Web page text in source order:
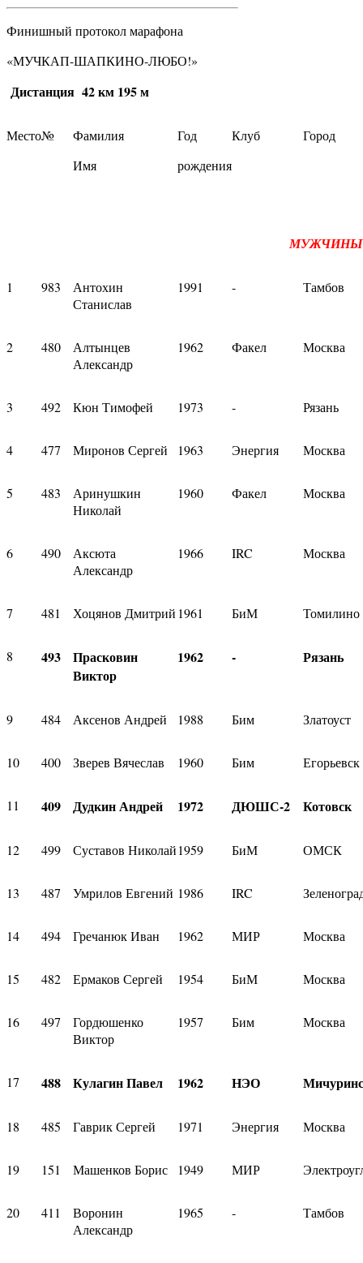
Финишный протокол марафона
«МУЧКАП-ШАПКИНО-ЛЮБО!»
Дистанция 42 км 195 м
Место№
Фамилия
Имя
Год
рождения
Клуб Город
МУЖЧИНЫ
1 983
Антохин
Станислав
1991 - Тамбов
2 480
Алтынцев
Александр
1962 Факел Москва
3 492 Кюн Тимофей 1973 - Рязань
4 477 Миронов Сергей 1963 Энергия Москва
5 483
Аринушкин
Николай
1960 Факел Москва
6 490
Аксюта
Александр
1966 IRC Москва
7 481 Хоцянов Дмитрий 1961 БиМ Томилино
8 493
Прасковин
Виктор
1962 - Рязань
9 484 Аксенов Андрей 1988 Бим Златоуст
10 400 Зверев Вячеслав 1960 Бим Егорьевск
11 409 Дудкин Андрей 1972 ДЮШС-2 Котовск
12 499 Суставов Николай1959 БиМ ОМСК
13 487 Умрилов Евгений 1986 IRC
14 494 Гречанюк Иван 1962 МИР Москва
15 482 Ермаков Сергей 1954 БиМ Москва
16 497
Гордюшенко
Виктор
1957 Бим Москва
17 488 Кулагин Павел 1962 НЭО
18 485 Гаврик Сергей 1971 Энергия Москва
19 151 Машенков Борис 1949 МИР
20 411
Воронин
Александр
1965 - Тамбов